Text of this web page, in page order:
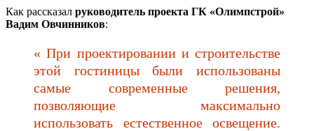
Как рассказал руководитель проекта ГК «Олимпстрой»
Вадим Овчинников:
« При проектировании и строительстве
этой гостиницы были использованы
самые современные решения,
позволяющие максимально
использовать естественное освещение.